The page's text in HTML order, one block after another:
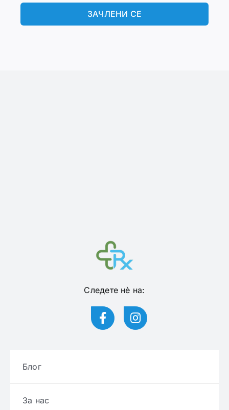
ЗАЧЛЕНИ СЕ
Следете нѐ на:
Блог
За нас